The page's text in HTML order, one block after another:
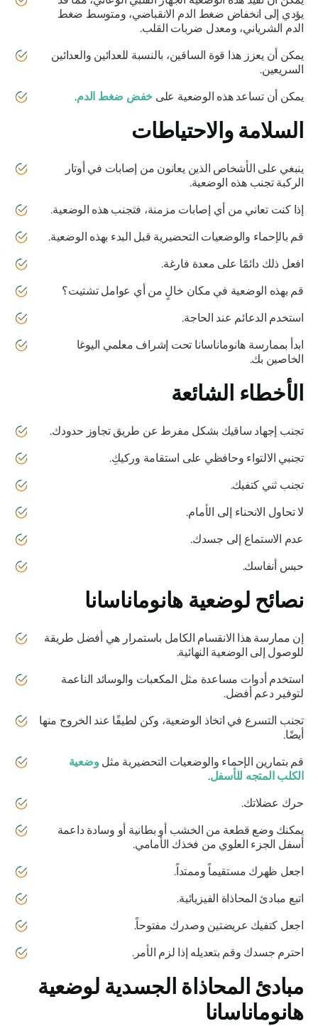
يؤدي إلى انخفاض ضغط الدم الانقباضي، ومتوسط ​​ضغط
الدم الشرياني، ومعدل ضربات القلب.
يمكن أن يعزز هذا قوة الساقين، بالنسبة للعدائين والعدائين
السريعين.
يمكن أن تساعد هذه الوضعية على خفض ضغط الدم.
السلامة والاحتياطات
ينبغي على الأشخاص الذين يعانون من إصابات في أوتار
الركبة تجنب هذه الوضعية.
إذا كنت تعاني من أي إصابات مزمنة، فتجنب هذه الوضعية.
قم بالإحماء والوضعيات التحضيرية قبل البدء بهذه الوضعية.
افعل ذلك دائمًا على معدة فارغة.
قم بهذه الوضعية في مكان خالٍ من أي عوامل تشتيت؟
استخدم الدعائم عند الحاجة.
ابدأ بممارسةهانوماناساناتحت إشراف معلمي اليوغا
الخاصين بك.
الأخطاء الشائعة
تجنب إجهاد ساقيك بشكل مفرط عن طريق تجاوز حدودك.
تجنبي الالتواء وحافظي على استقامة وركيكِ.
تجنب ثني كتفيك.
لا تحاول الانحناء إلى الأمام.
عدم الاستماع إلى جسدك.
حبس أنفاسك.
نصائح لوضعيةهانوماناسانا
إن ممارسة هذا الانقسام الكامل باستمرار هي أفضل طريقة
للوصول إلى الوضعية النهائية.
استخدم أدوات مساعدة مثل المكعبات والوسائد الناعمة
لتوفير دعم أفضل.
تجنب التسرع في اتخاذ الوضعية، وكن لطيفًا عند الخروج منها
أيضًا.
قم بتمارين الإحماء والوضعيات التحضيرية مثل وضعية
الكلب المتجه للأسفل.
حرك عضلاتك.
يمكنك وضع قطعة من الخشب أو بطانية أو وسادة داعمة
أسفل الجزء العلوي من فخذك الأمامي.
اجعل ظهرك مستقيماً وممتداً.
اتبع مبادئ المحاذاة الفيزيائية.
اجعل كتفيك عريضتين وصدرك مفتوحاً.
احترم جسدك وقم بتعديله إذا لزم الأمر.
مبادئ المحاذاة الجسدية لوضعية
هانوماناسانا